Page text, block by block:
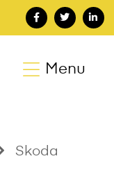
Menu
Skoda